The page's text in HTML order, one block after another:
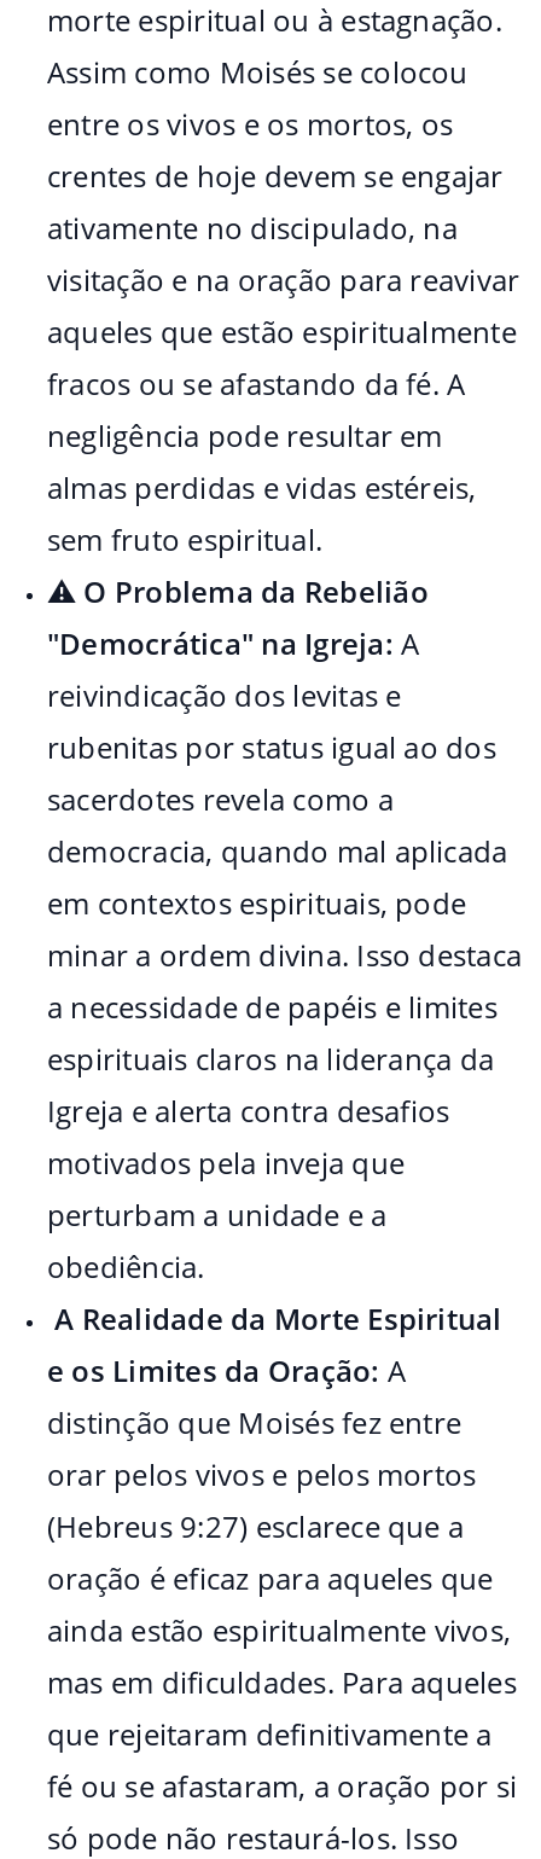
morte espiritual ou à estagnação.
Assim como Moisés se colocou
entre os vivos e os mortos, os
crentes de hoje devem se engajar
ativamente no discipulado, na
visitação e na oração para reavivar
aqueles que estão espiritualmente
fracos ou se afastando da fé. A
negligência pode resultar em
almas perdidas e vidas estéreis,
sem fruto espiritual.
⚠️ O Problema da Rebelião
"Democrática" na Igreja: A
reivindicação dos levitas e
rubenitas por status igual ao dos
sacerdotes revela como a
democracia, quando mal aplicada
em contextos espirituais, pode
minar a ordem divina. Isso destaca
a necessidade de papéis e limites
espirituais claros na liderança da
Igreja e alerta contra desafios
motivados pela inveja que
perturbam a unidade e a
obediência.
A Realidade da Morte Espiritual
e os Limites da Oração: A
distinção que Moisés fez entre
orar pelos vivos e pelos mortos
(Hebreus 9:27) esclarece que a
oração é eficaz para aqueles que
ainda estão espiritualmente vivos,
mas em dificuldades. Para aqueles
que rejeitaram definitivamente a
fé ou se afastaram, a oração por si
só pode não restaurá-los. Isso